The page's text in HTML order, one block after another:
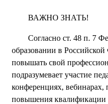
ВАЖНО ЗНАТЬ!
Согласно ст. 48 п. 7
образовании в
повышать свой
подразумевает участие
конференциях, вебинарах,
повышения квалификации